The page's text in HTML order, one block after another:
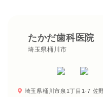
たかだ歯科医院
埼玉県桶川市
埼玉県桶川市泉1丁目1-7 佐